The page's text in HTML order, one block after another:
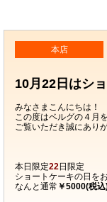
本店
10月22日はシ
みなさまこんにちは！
この度はベルグの４月を
ご覧いただき誠にあり
本日限定22日限定
ショートケーキの日を
なんと通常 ￥5000(税込